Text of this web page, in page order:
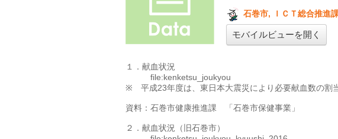
石巻市, ＩＣＴ総合推進
モバイルビューを開く
１．献血状況
file:kenketsu_joukyou
※　平成23年度は、東日本大震災により必要献血数の割
資料：石巻市健康推進課　「石巻市保健事業」
２．献血状況（旧石巻市）